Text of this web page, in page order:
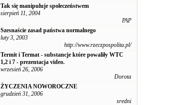
Tak się manipuluje społeczeństwem
sierpień 11, 2004
PAP
Szesnaście zasad państwa normalnego
luty 3, 2003
http://www.rzeczpospolita.pl/
Termit i Termat - substancje które powaliły WTC
1,2 i 7 - prezentacja video.
wrzesień 26, 2006
Dorota
ŻYCZENIA NOWOROCZNE
grudzień 31, 2006
sredni